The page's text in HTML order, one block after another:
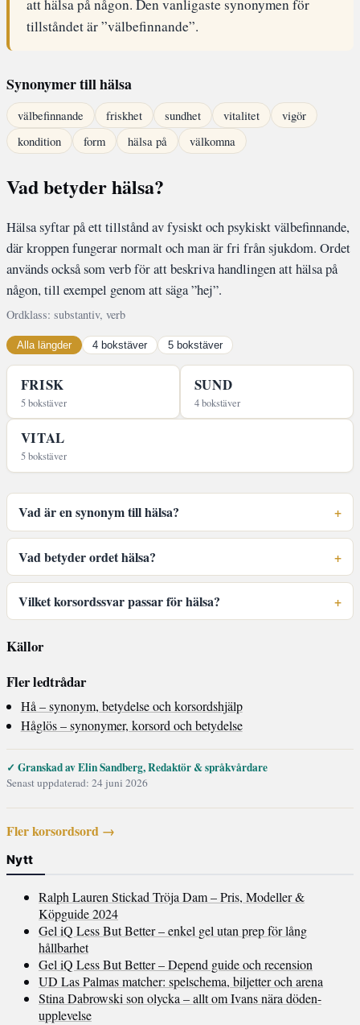
att hälsa på någon. Den vanligaste synonymen för
tillståndet är ”välbefinnande”.
Synonymer till hälsa
välbefinnande friskhet sundhet vitalitet
vigör
kondition
form hälsa på välkomna
Vad betyder hälsa?
Hälsa syftar på ett tillstånd av fysiskt och psykiskt välbefinnande,
där kroppen fungerar normalt och man är fri från sjukdom. Ordet
används också som verb för att beskriva handlingen att hälsa på
någon, till exempel genom att säga ”hej”.
Ordklass: substantiv, verb
Alla längder 4 bokstäver 5 bokstäver
FRISK
5 bokstäver
SUND
4 bokstäver
VITAL
5 bokstäver
Vad är en synonym till hälsa?
Vad betyder ordet hälsa?
Vilket korsordssvar passar för hälsa?
Källor
Fler ledtrådar
Hå – synonym, betydelse och korsordshjälp
Håglös – synonymer, korsord och betydelse
✓ Granskad av Elin Sandberg, Redaktör & språkvårdare
Senast uppdaterad: 24 juni 2026
Fler korsordsord →
Nytt
Ralph Lauren Stickad Tröja Dam – Pris, Modeller &
Köpguide 2024
Gel iQ Less But Better – enkel gel utan prep för lång
hållbarhet
Gel iQ Less But Better – Depend guide och recension
UD Las Palmas matcher: spelschema, biljetter och arena
Stina Dabrowski son olycka – allt om Ivans nära döden-
upplevelse